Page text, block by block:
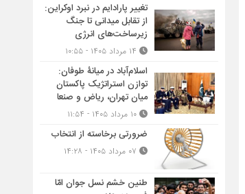
تغییر پارادایم در نبرد اوکراین:
از تقابل میدانی تا جنگ
زیرساخت‌های انرژی
اسلام‌آباد در میانۀ طوفان:
توازن استراتژیک پاکستان
میان تهران، ریاض و صنعا
ضرورتی برخاسته از انتخاب
طنین خشم نسل جوان امّا